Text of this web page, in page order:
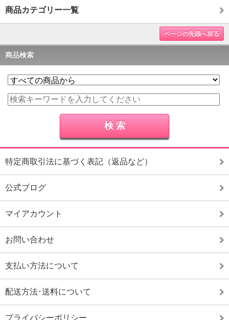
商品カテゴリー一覧
ページの先頭へ戻る
商品検索
特定商取引法に基づく表記（返品など）
公式ブログ
マイアカウント
お問い合わせ
支払い方法について
配送方法･送料について
プライバシーポリシー